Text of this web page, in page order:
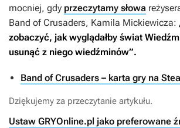
mocniej, gdy przeczytamy słowa
Band of Crusaders, Kamila Mickiewicza:
zobaczyć, jak wyglądałby świat
usunąć z niego wiedźminów”.
Band of Crusaders – karta gry na
Dziękujemy za przeczytanie artykułu.
Ustaw GRYOnline.pl jako preferowane